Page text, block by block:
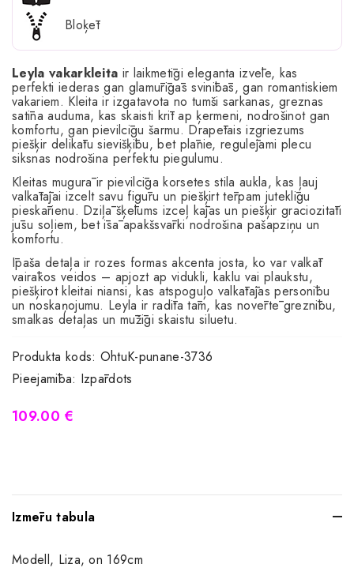
Bloķēt
Leyla vakarkleita ir laikmetīgi eleganta izvēle, kas
perfekti iederas gan glamūrīgās svinībās, gan romantiskiem
vakariem. Kleita ir izgatavota no tumši sarkanas, greznas
satīna auduma, kas skaisti krīt ap ķermeni, nodrošinot gan
komfortu, gan pievilcīgu šarmu. Drapētais izgriezums
piešķir delikātu sievišķību, bet plānie, regulējami plecu
siksnas nodrošina perfektu piegulumu.
Kleitas mugurā ir pievilcīga korsetes stila aukla, kas ļauj
valkātājai izcelt savu figūru un piešķirt tērpam juteklīgu
pieskārienu. Dziļā šķēlums izceļ kājas un piešķir graciozitāti
jūsu soļiem, bet īsā apakšsvārki nodrošina pašapziņu un
komfortu.
Īpaša detaļa ir rozes formas akcenta josta, ko var valkāt
vairākos veidos – apjozt ap vidukli, kaklu vai plaukstu,
piešķirot kleitai niansi, kas atspoguļo valkātājas personību
un noskaņojumu. Leyla ir radīta tām, kas novērtē greznību,
smalkas detaļas un mūžīgi skaistu siluetu.
Produkta kods: OhtuK-punane-3736
Pieejamība: Izpārdots
109.00 €
Izmēru tabula
Modell, Liza, on 169cm